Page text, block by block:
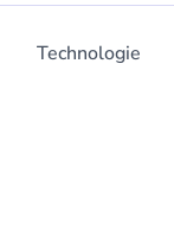
Technologie